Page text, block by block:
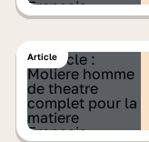
Article